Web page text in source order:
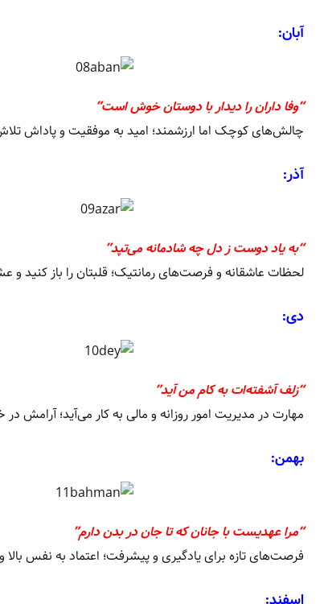
آبان:
“وفا داران را دیدار با دوستان خوش است”
چالش‌های کوچک اما ارزشمند؛ امید به موفقیت و پاداش
آذر:
“به یاد دوست ز دل چه شادمانه می‌تپد”
لحظات عاشقانه و فرصت‌های رمانتیک؛ قلبتان را باز کنید و
دی:
“زلف آشفته‌ات به کام من آید”
مهارت در مدیریت امور روزانه و مالی به کار می‌آید؛ آرامش در
بهمن:
“مرا عهدیست با جانان که تا جان در بدن دارم”
فرصت‌های تازه برای یادگیری و پیشرفت؛ اعتماد به نفس بالا